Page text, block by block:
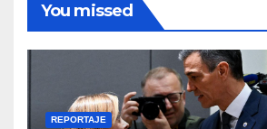
You missed
REPORTAJE